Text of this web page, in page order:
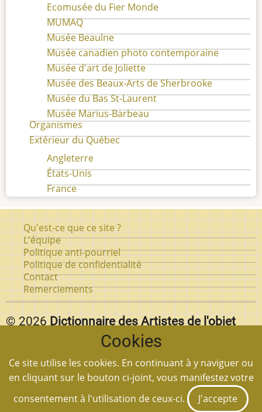
Ecomusée du Fier Monde
MUMAQ
Musée Beaulne
Musée canadien photo contemporaine
Musée d'art de Joliette
Musée des Beaux-Arts de Sherbrooke
Musée du Bas St-Laurent
Musée Marius-Barbeau
Organismes
Extérieur du Québec
Angleterre
États-Unis
France
Pied
de
page
Qu'est-ce que ce site ?
L'équipe
Politique anti-pourriel
Politique de confidentialité
Contact
Remerciements
© 2026 Dictionnaire des Artistes de l'objet
Vous pouvez reproduire textuellement des pages de
notre siteen autant que vous citez la source et
mettez un lien à la page en question.
Cookies
Ce site utilise les cookies. En continuant à y naviguer ou
en cliquant sur le bouton ci-joint, vous manifestez votre
consentement à l'utilisation de ceux-ci.
J'accepte